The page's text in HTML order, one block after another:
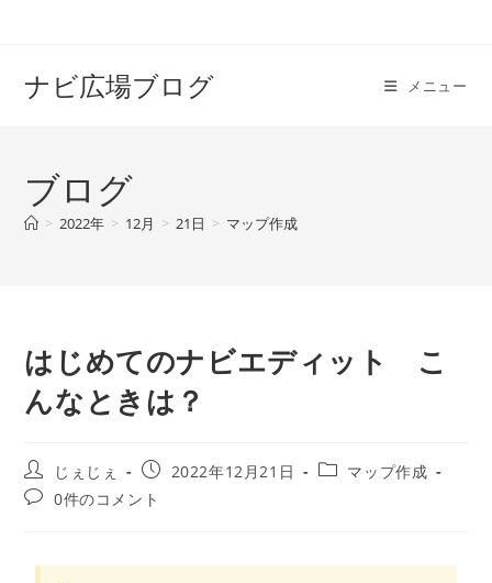
ナビ広場ブログ メニュー
ブログ
> 2022年 > 12月 > 21日 > マップ作成
はじめてのナビエディット こ
んなときは？
じぇじぇ 2022年12月21日
マップ作成
0件のコメント